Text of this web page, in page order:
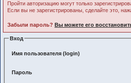
Пройти авторизацию могут только
Если вы не зарегистрированы, сделайте это,
Забыли пароль? Вы можете его
Вход
Имя пользователя (login)
Пароль